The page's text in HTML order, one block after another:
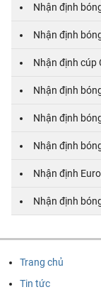
Nhận định
Nhận định
Nhận định cúp
Nhận định
Nhận định
Nhận định
Nhận định
Nhận định
Trang chủ
Tin tức